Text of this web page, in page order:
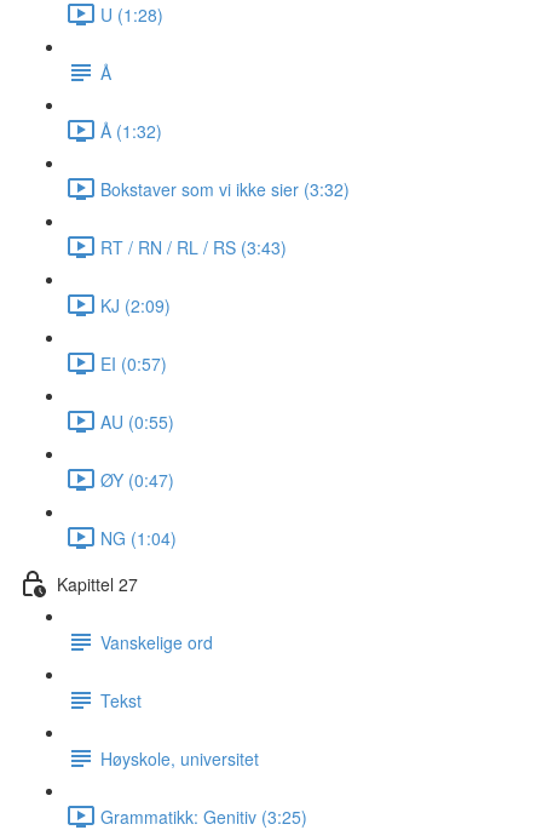
U (1:28)
Å
Å (1:32)
Bokstaver som vi ikke sier (3:32)
RT / RN / RL / RS (3:43)
KJ (2:09)
EI (0:57)
AU (0:55)
ØY (0:47)
NG (1:04)
Kapittel 27
Vanskelige ord
Tekst
Høyskole, universitet
Grammatikk: Genitiv (3:25)